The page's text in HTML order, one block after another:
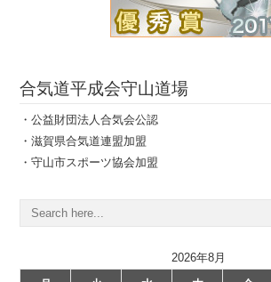
合気道平成会守山道場
・公益財団法人合気会公認
・滋賀県合気道連盟加盟
・守山市スポーツ協会加盟
2026年8月